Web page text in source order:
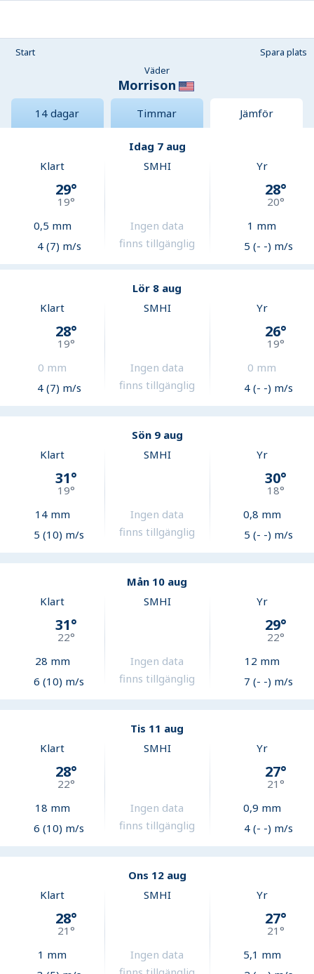
Start
Spara plats
Väder
Morrison
14 dagar Timmar Jämför
Idag 7 aug
Klart
29°
19°
0,5 mm
4 (7) m/s
SMHI
Ingen data
finns tillgänglig
Yr
28°
20°
1 mm
5 (- -) m/s
Lör 8 aug
Klart
28°
19°
0 mm
4 (7) m/s
SMHI
Ingen data
finns tillgänglig
Yr
26°
19°
0 mm
4 (- -) m/s
Sön 9 aug
Klart
31°
19°
14mm
5 (10) m/s
SMHI
Ingen data
finns tillgänglig
Yr
30°
18°
0,8 mm
5 (- -) m/s
Mån 10 aug
Klart
31°
22°
28 mm
6 (10) m/s
SMHI
Ingen data
finns tillgänglig
Yr
29°
22°
12 mm
7 (- -) m/s
Tis 11 aug
Klart
28°
22°
18 mm
6 (10) m/s
SMHI
Ingen data
finns tillgänglig
Yr
27°
21°
0,9 mm
4 (- -) m/s
Ons 12 aug
Klart
28°
21°
1 mm
SMHI
Ingen data
Yr
27°
21°
5,1 mm